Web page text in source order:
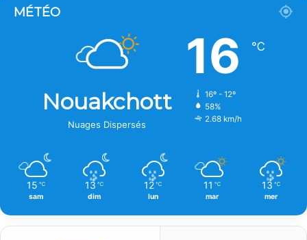
MÉTÉO
Nouakchott
Nuages Dispersés
16 ℃
16º - 12º
58%
2.68 km/h
15 ℃
sam
13 ℃
dim
12 ℃
lun
11 ℃
mar
13 ℃
mer